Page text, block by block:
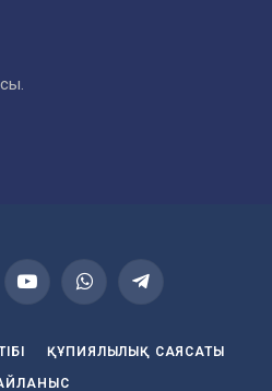
YouTubeWhatsAppTelegram
ҚҰПИЯЛЫЛЫҚ САЯСАТЫ